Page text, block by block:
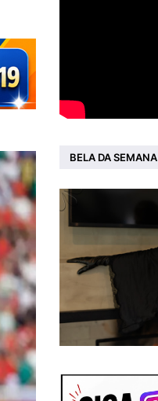
BELA DA SEMANA